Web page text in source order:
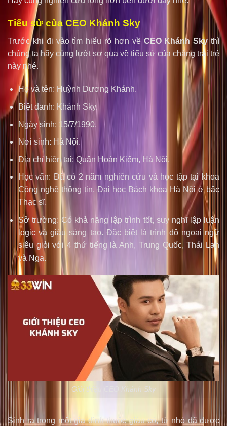
Tiểu sử của CEO Khánh Sky
Trước khi đi vào tìm hiểu rõ hơn về CEO Khánh Sky thì
chúng ta hãy cùng lướt sơ qua về tiểu sử của chàng trai trẻ
này nhé.
Họ và tên: Huỳnh Dương Khánh.
Biệt danh: Khánh Sky.
Ngày sinh: 15/7/1990.
Nơi sinh: Hà Nội.
Địa chỉ hiện tại: Quận Hoàn Kiếm, Hà Nội.
Học vấn: Đã có 2 năm nghiên cứu và học tập tại khoa
Công nghệ thông tin, Đại học Bách khoa Hà Nội ở bậc
Thạc sĩ.
Sở trường: Có khả năng lập trình tốt, suy nghĩ lập luận
logic và giàu sáng tạo. Đặc biệt là trình độ ngoại ngữ
siêu giỏi với 4 thứ tiếng là Anh, Trung Quốc, Thái Lan
và Nga.
Giới thiệu CEO Khánh Sky
Sinh ra trong một gia đình thuộc giàu có, từ nhỏ đã được